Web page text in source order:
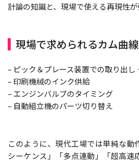
計論の知識と、現場で使える再現性が
現場で求められるカム曲
– ピック＆プレース装置での取り出し
– 印刷機械のインク供給
– エンジンバルブのタイミング
– 自動組立機のパーツ切り替え
このように、現代工場では単純な動
シーケンス」「多点連動」「超高速